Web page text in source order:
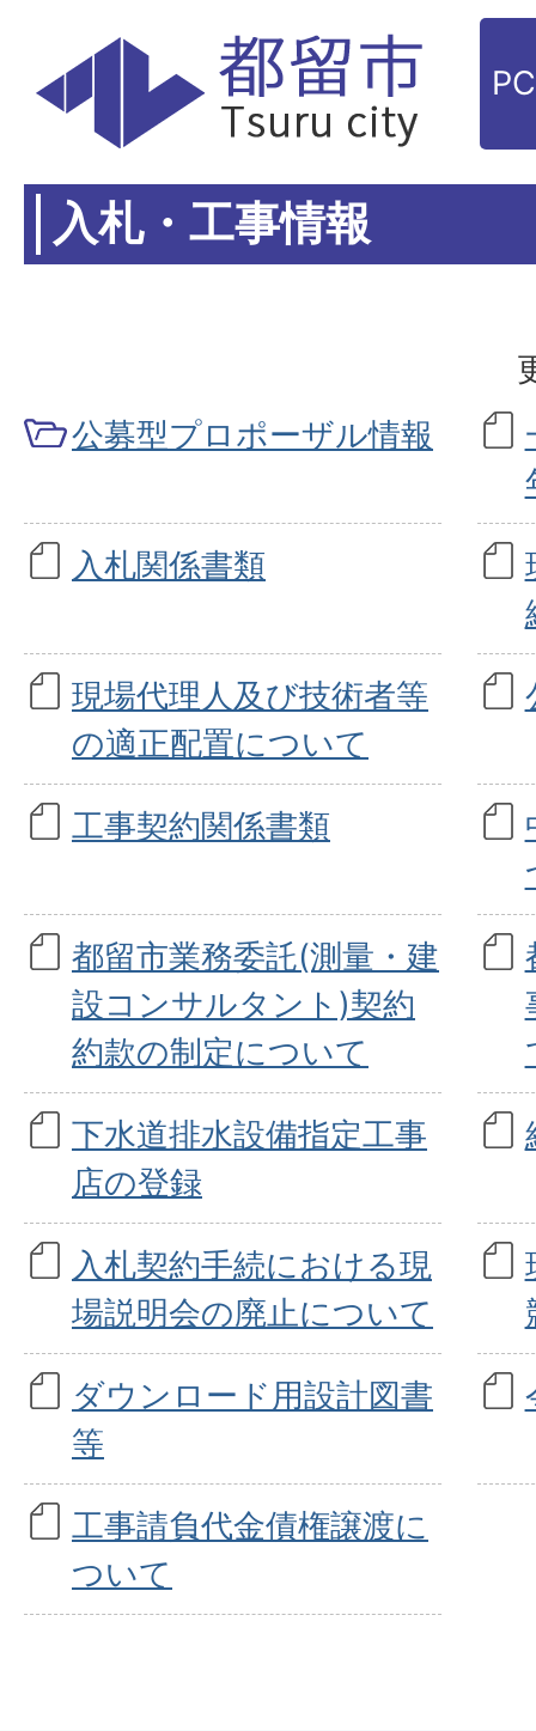
入札・工事情報
公募型プロポーザル情報
入札関係書類
現場代理人及び技術者等
の適正配置について
工事契約関係書類
都留市業務委託(測量・建
設コンサルタント)契約
約款の制定について
下水道排水設備指定工事
店の登録
入札契約手続における現
場説明会の廃止について
ダウンロード用設計図書
等
工事請負代金債権譲渡に
ついて